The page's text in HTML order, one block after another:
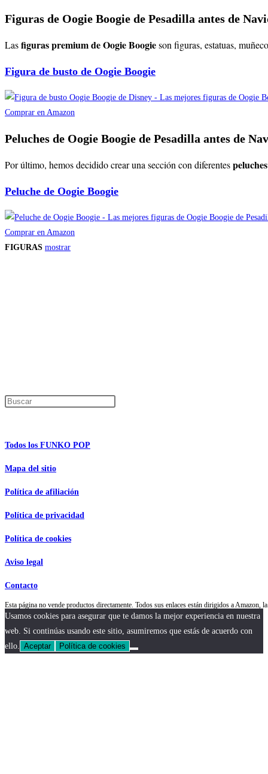
Figuras de Oogie Boogie de Pesadilla antes de
Lasfiguras premium de Oogie Boogieson figuras, estatuas,
Figura de busto de Oogie Boogie
Comprar en Amazon
Peluches de Oogie Boogie de Pesadilla antes de
Por último, hemos decidido crear una sección con diferentes
Peluche de Oogie Boogie
Comprar en Amazon
FIGURAS mostrar
Todos los FUNKO POP
Mapa del sitio
Política de afiliación
Política de privacidad
Política de cookies
Aviso legal
Contacto
Esta página no vende productos directamente. Todos sus enlaces están dirigidos a
Usamos cookies para asegurar que te damos la mejor experiencia en nuestra
web. Si continúas usando este sitio, asumiremos que estás de acuerdo con
ello.
Aceptar Política de cookies